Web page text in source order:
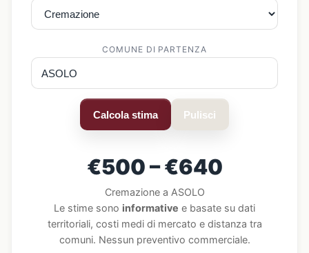
COMUNE DI PARTENZA
Calcola stima Pulisci
€500 – €640
Cremazione a ASOLO
Le stime sono informative e basate su dati
territoriali, costi medi di mercato e distanza tra
comuni. Nessun preventivo commerciale.